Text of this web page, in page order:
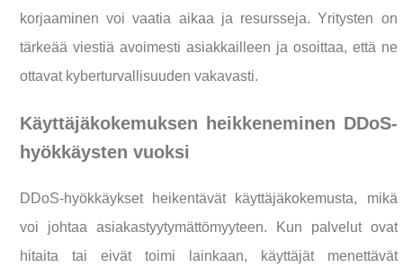
korjaaminen voi vaatia aikaa ja resursseja. Yritysten on
tärkeää viestiä avoimesti asiakkailleen ja osoittaa, että ne
ottavat kyberturvallisuuden vakavasti.
Käyttäjäkokemuksen heikkeneminen DDoS-
hyökkäysten vuoksi
DDoS-hyökkäykset heikentävät käyttäjäkokemusta, mikä
voi johtaa asiakastyytymättömyyteen. Kun palvelut ovat
hitaita tai eivät toimi lainkaan, käyttäjät menettävät